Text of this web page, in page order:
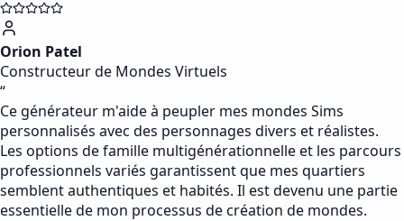
Orion Patel
Constructeur de Mondes Virtuels
“
Ce générateur m'aide à peupler mes mondes Sims
personnalisés avec des personnages divers et réalistes.
Les options de famille multigénérationnelle et les parcours
professionnels variés garantissent que mes quartiers
semblent authentiques et habités. Il est devenu une partie
essentielle de mon processus de création de mondes.